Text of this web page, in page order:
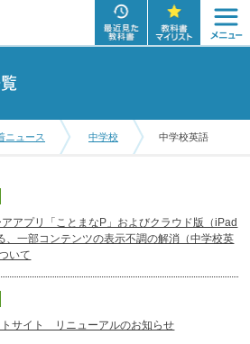
ニュース 中学校 中学校英語
アアプリ「ことまなP」およびクラウド版（iPad
、一部コンテンツの表示不調の解消（中学校英
いて
サイト リニューアルのお知らせ